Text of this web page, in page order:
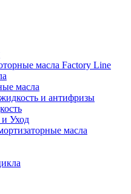
масла Factory Line
масла
и антифризы
Уход
масла